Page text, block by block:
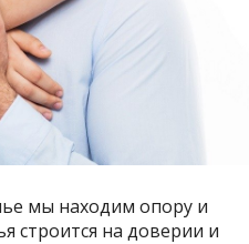
мы находим опору и
строится на доверии и